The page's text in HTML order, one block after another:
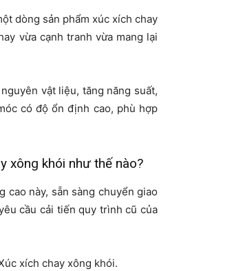
dòng sản phẩm xúc xích chay
vừa cạnh tranh vừa mang lại
vật liệu, tăng năng suất,
có độ ổn định cao, phù hợp
xông khói như thế nào?
cao này, sẵn sàng chuyển giao
cầu cải tiến quy trình cũ của
xích chay xông khói.